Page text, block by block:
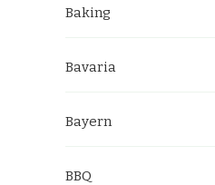
Baking
Bavaria
Bayern
BBQ